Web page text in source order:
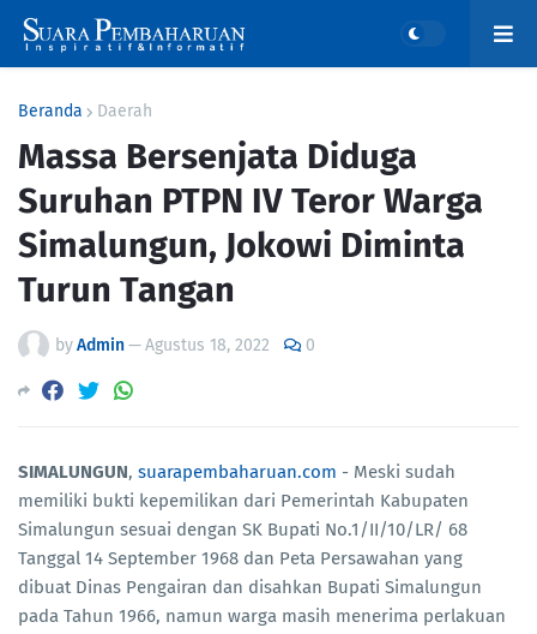
Beranda Daerah
Massa Bersenjata Diduga
Suruhan PTPN IV Teror Warga
Simalungun, Jokowi Diminta
Turun Tangan
byAdmin—Agustus 18, 2022 0
SIMALUNGUN, suarapembaharuan.com - Meski sudah
memiliki bukti kepemilikan dari Pemerintah Kabupaten
Simalungun sesuai dengan SK Bupati No.1/II/10/LR/ 68
Tanggal 14 September 1968 dan Peta Persawahan yang
dibuat Dinas Pengairan dan disahkan Bupati Simalungun
pada Tahun 1966, namun warga masih menerima perlakuan